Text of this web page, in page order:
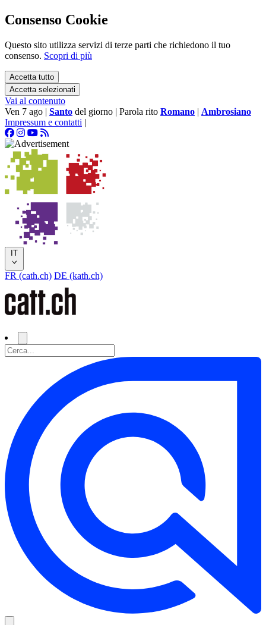
Consenso Cookie
Questo sito utilizza servizi di terze parti che richiedono il tuo
consenso. Scopri di più
Accetta tutto
Accetta selezionati
Vai al contenuto
Ven 7 ago | Santo del giorno | Parola rito Romano | Ambrosiano
Impressum e contatti |
IT
FR (cath.ch) DE (kath.ch)